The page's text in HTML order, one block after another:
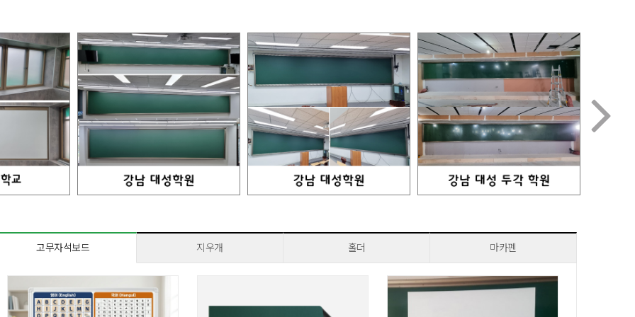

고무자석보드 지우개 홀더 마카펜